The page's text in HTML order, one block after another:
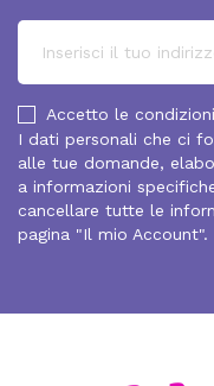
Accetto le
I dati personali che ci
alle tue domande,
a informazioni
cancellare tutte le
pagina "Il mio Account".